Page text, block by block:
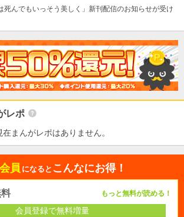
死んでもいっそう美しく」新刊配信のお知らせが受け
レポ
在まんがレポはありません。
員 になると こんなにお得！
もっと無料が読める！
会員登録で無料増量